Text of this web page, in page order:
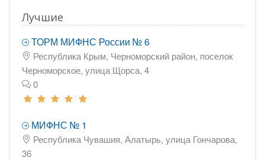
Лучшие
ТОРМ МИФНС России № 6
Республика Крым, Черноморский район, поселок
Черноморское, улица Щорса, 4
0
МИФНС № 1
Республика Чувашия, Алатырь, улица Гончарова,
36